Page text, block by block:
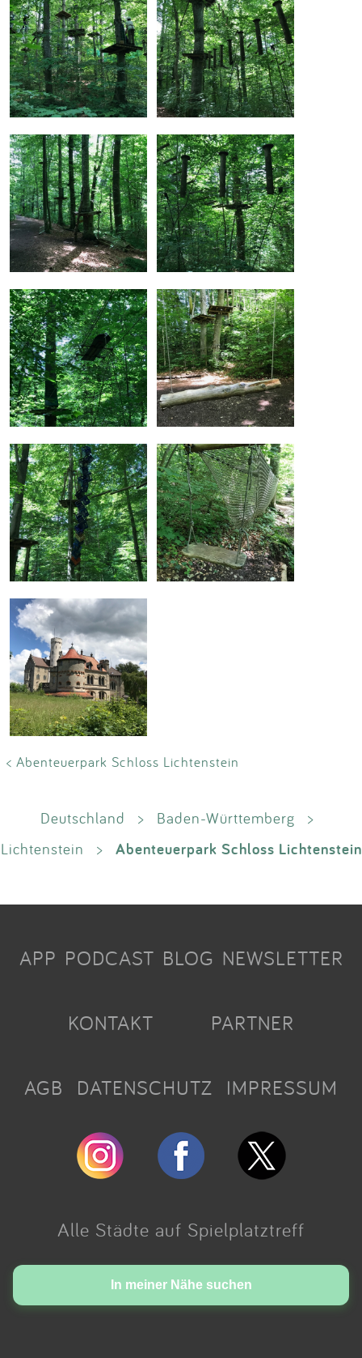
< Abenteuerpark Schloss Lichtenstein
Deutschland > Baden-Württemberg
>
Lichtenstein
> Abenteuerpark Schloss Lichtenstein
In meiner Nähe suchen
APP PODCAST BLOG NEWSLETTER
KONTAKT PARTNER
AGB DATENSCHUTZ IMPRESSUM
Alle Städte auf Spielplatztreff
Made with love in Cologne.